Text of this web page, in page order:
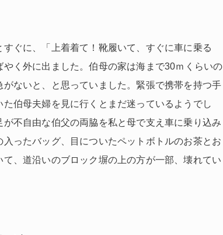
ぐに、「上着着て！靴履いて、すぐに車に乗る
く外に出ました。伯母の家は海まで30ｍくらいの
ないと、と思っていました。緊張で携帯を持つ手
伯母夫婦を見に行くとまだ迷っているようでし
不自由な伯父の両脇を私と母で支え車に乗り込み
ったバッグ、目についたペットボトルのお茶とお
、道沿いのブロック塀の上の方が一部、壊れてい